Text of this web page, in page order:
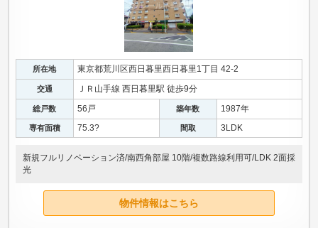
所在地 東京都荒川区西日暮里西日暮里1丁目 42-2
交通 ＪＲ山手線 西日暮里駅 徒歩9分
総戸数 56戸 築年数 1987年
専有面積 75.3? 間取 3LDK
新規フルリノベーション済/南西角部屋 10階/複数路線利用可/LDK 2面採
光
物件情報はこちら